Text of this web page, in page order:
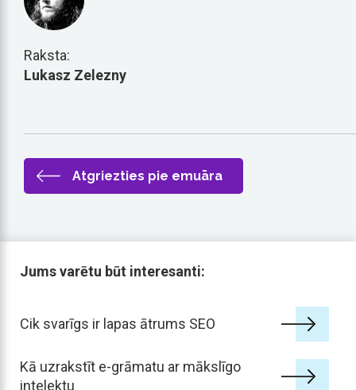
Raksta:
Lukasz Zelezny
Atgriezties pie emuāra
Jums varētu būt interesanti:
Cik svarīgs ir lapas ātrums SEO
Kā uzrakstīt e-grāmatu ar mākslīgo
intelektu